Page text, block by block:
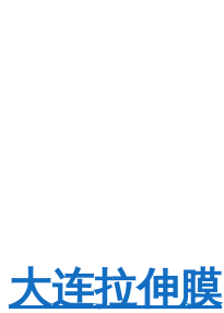
大连拉伸膜